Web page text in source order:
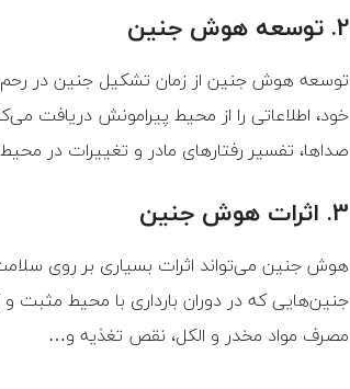
2. توسعه هوش جنین
توسعه هوش جنین از زمان تشکیل جنین در رحم
خود، اطلاعاتی را از محیط پیرامونش
صداها، تفسیر رفتارهای مادر و تغییرات در
3. اثرات هوش جنین
هوش جنین می‌تواند اثرات بسیاری بر روی
جنین‌هایی که در دوران بارداری با محیط مثبت و
مصرف مواد مخدر و الکل، نقص تغذیه و…